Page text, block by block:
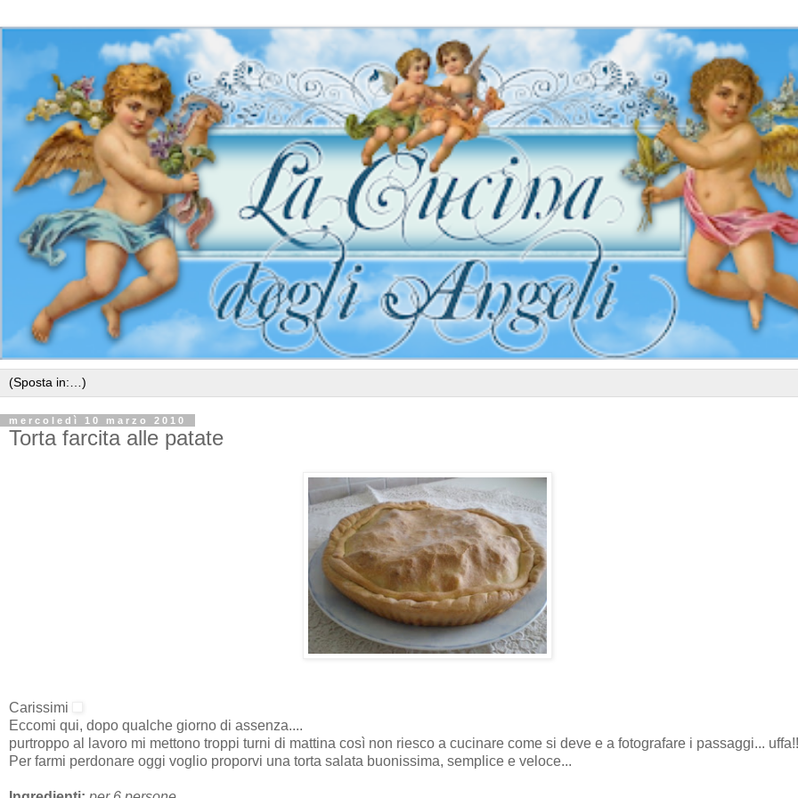
mercoledì 10 marzo 2010
Torta farcita alle patate
Carissimi
Eccomi qui, dopo qualche giorno di assenza....
purtroppo al lavoro mi mettono troppi turni di mattina così non riesco a cucinare come si deve e a fotografare i passaggi...
Per farmi perdonare oggi voglio proporvi una torta salata buonissima, semplice e veloce...